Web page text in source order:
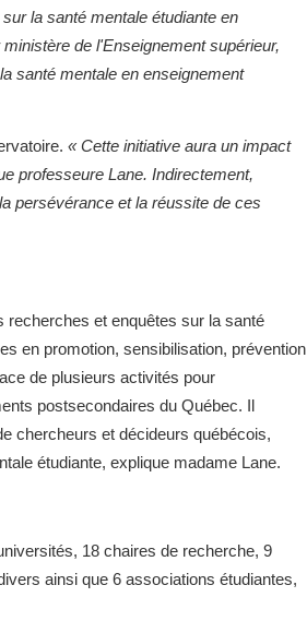
la santé mentale étudiante en
de l'Enseignement supérieur,
santé mentale en enseignement
« Cette initiative aura un impact
professeure Lane. Indirectement,
persévérance et la réussite de ces
recherches et enquêtes sur la santé
en promotion, sensibilisation, prévention
de plusieurs activités pour
postsecondaires du Québec. Il
chercheurs et décideurs québécois,
étudiante, explique madame Lane.
18 chaires de recherche, 9
ainsi que 6 associations étudiantes,